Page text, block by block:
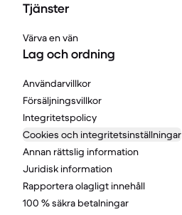
Tjänster
Värva en vän
Lag och ordning
Användarvillkor
Försäljningsvillkor
Integritetspolicy
Cookies och integritetsinställningar
Annan rättslig information
Juridisk information
Rapportera olagligt innehåll
100 % säkra betalningar